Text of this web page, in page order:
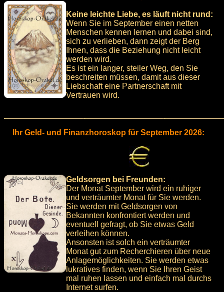
Keine leichte Liebe, es läuft nicht rund:
Wenn Sie im September einen netten
Menschen kennen lernen und dabei sind,
sich zu verlieben, dann zeigt der Berg
Ihnen, dass die Beziehung nicht leicht
werden wird.
Es ist ein langer, steiler Weg, den Sie
beschreiten müssen, damit aus dieser
Liebschaft eine Partnerschaft mit
Vertrauen wird.
Ihr Geld- und Finanzhoroskop für September 2026:
Geldsorgen bei Freunden:
Der Monat September wird ein ruhiger
und verträumter Monat für Sie werden.
Sie werden mit Geldsorgen von
Bekannten konfrontiert werden und
eventuell gefragt, ob Sie etwas Geld
verleihen können.
Ansonsten ist solch ein verträumter
Monat gut zum Recherchieren über neue
Anlagemöglichkeiten. Sie werden etwas
lukratives finden, wenn Sie Ihren Geist
mal ruhen lassen und einfach mal durchs
Internet surfen.